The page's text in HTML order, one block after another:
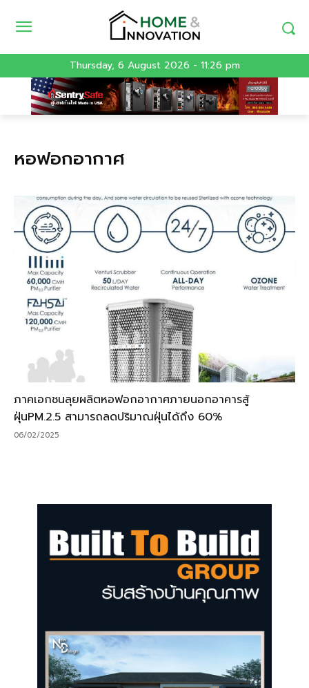
Thursday, 6 August 2026 - 11:26 pm
หอฟอกอากาศ
ภาคเอกชนลุยผลิตหอฟอกอากาศภายนอกอาคารสู้
ฝุ่นPM.2.5 สามารถลดปริมาณฝุ่นได้ถึง 60%
06/02/2025